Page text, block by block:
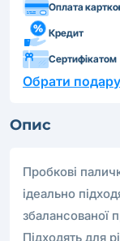
Оплата
Кредит
Сертифікатом
Обрати
Опис
Пробкові
ідеально
збалансованої
Підходять для